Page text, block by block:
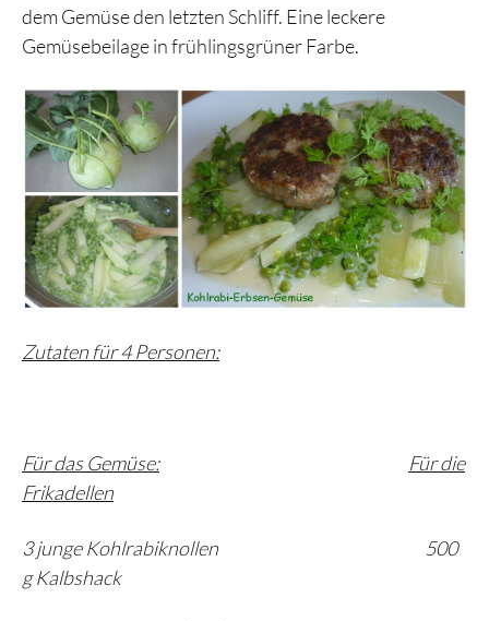
dem Gemüse den letzten Schliff. Eine leckere
Gemüsebeilage in frühlingsgrüner Farbe.
Zutaten für 4 Personen:
Für das Gemüse:
Für die
Frikadellen
3 junge Kohlrabiknollen 500
g Kalbshack